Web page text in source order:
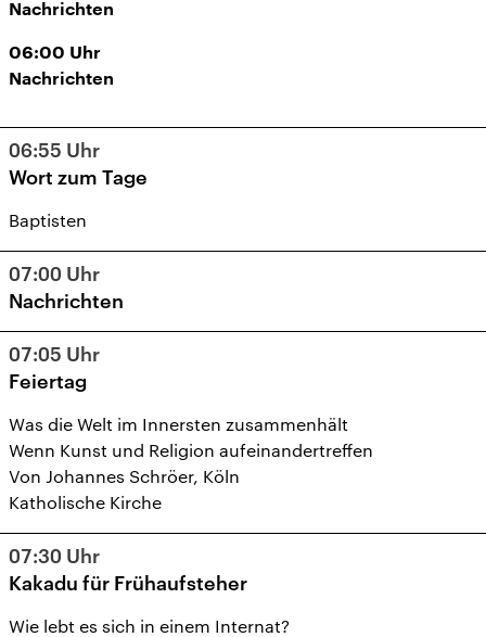
Nachrichten
06:00 Uhr
Nachrichten
06:55 Uhr
Wort zum Tage
Baptisten
07:00 Uhr
Nachrichten
07:05 Uhr
Feiertag
Was die Welt im Innersten zusammenhält
Wenn Kunst und Religion aufeinandertreffen
Von Johannes Schröer, Köln
Katholische Kirche
07:30 Uhr
Kakadu für Frühaufsteher
Wie lebt es sich in einem Internat?